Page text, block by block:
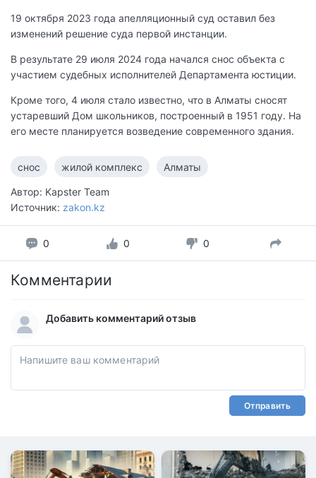
19 октября 2023 года апелляционный суд оставил без
изменений решение суда первой инстанции.
В результате 29 июля 2024 года начался снос объекта с
участием судебных исполнителей Департамента юстиции.
Кроме того, 4 июля стало известно, что в Алматы сносят
устаревший Дом школьников, построенный в 1951 году. На
его месте планируется возведение современного здания.
снос жилой комплекс Алматы
Автор: Kapster Team
Источник: zakon.kz
0 0 0
Комментарии
Добавить комментарий отзыв
Отправить